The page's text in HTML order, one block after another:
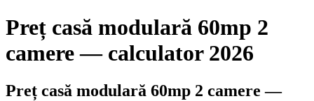
Preț casă modulară 60mp 2
camere — calculator 2026
Preț casă modulară 60mp 2 camere —